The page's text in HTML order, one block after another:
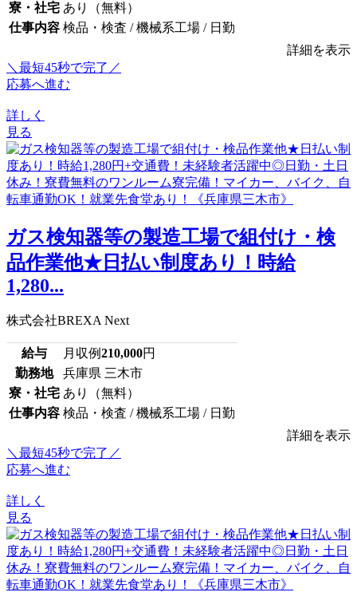
寮・社宅 あり（無料）
仕事内容 検品・検査 / 機械系工場 / 日勤
詳細を表示
＼最短45秒で完了／
応募へ進む
詳しく
見る
ガス検知器等の製造工場で組付け・検
品作業他★日払い制度あり！時給
1,280...
株式会社BREXA Next
給与 月収例210,000円
勤務地
兵庫県 三木市
寮・社宅 あり（無料）
仕事内容 検品・検査 / 機械系工場 / 日勤
詳細を表示
＼最短45秒で完了／
応募へ進む
詳しく
見る